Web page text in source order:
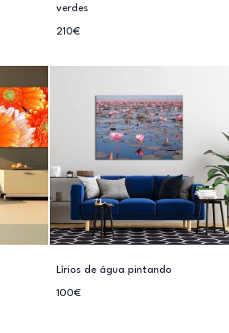
verdes
210€
Lírios de água pintando
100€